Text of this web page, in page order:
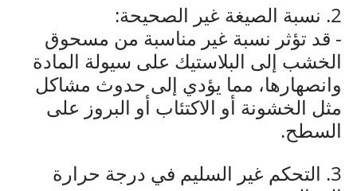
2. نسبة الصيغة غير الصحيحة:
- قد تؤثر نسبة غير مناسبة من مسحوق
الخشب إلى البلاستيك على سيولة المادة
وانصهارها، مما يؤدي إلى حدوث مشاكل
مثل الخشونة أو الاكتئاب أو البروز على
السطح.
3. التحكم غير السليم في درجة حرارة